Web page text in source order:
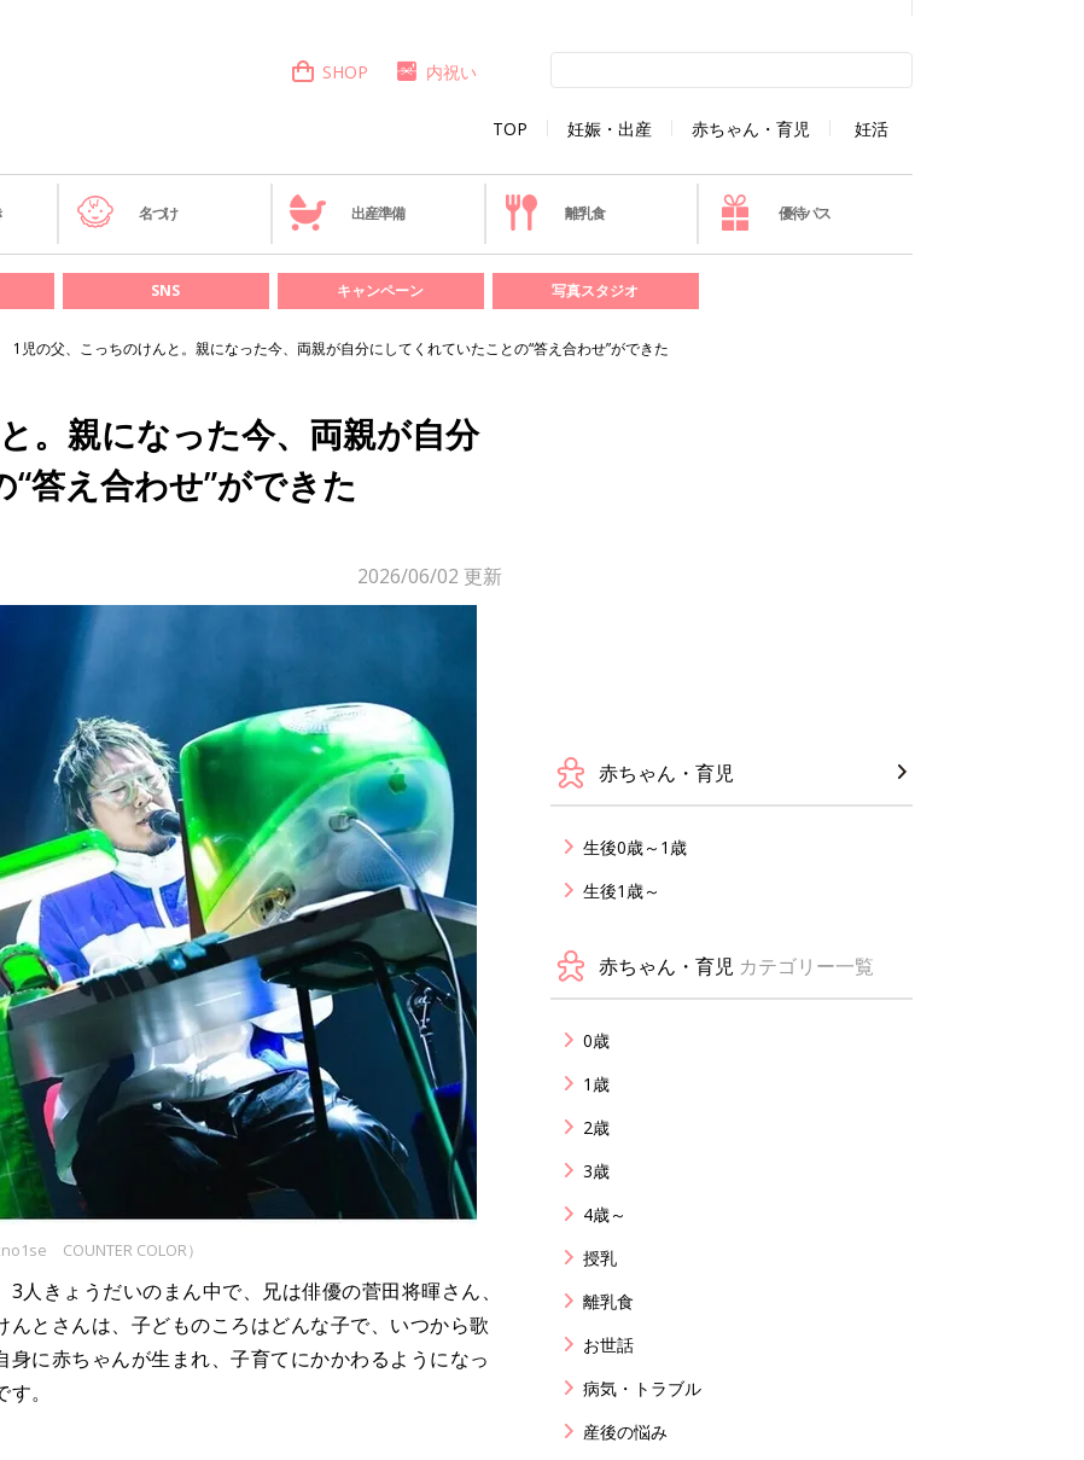
TOP 妊娠・出産 赤ちゃん・育児 妊活
SHOP 内祝い
名づけ 出産準備 離乳食 優待パス
SNS キャンペーン 写真スタジオ
1児の父、こっちのけんと。親になった今、両親が自分にしてくれていたことの“答え合わせ”ができた
。親になった今、両親が自分
答え合わせ”ができた
2026/06/02 更新
COUNTER COLOR）
人きょうだいのまん中で、兄は俳優の菅田将暉さん、
とさんは、子どものころはどんな子で、いつから歌
に赤ちゃんが生まれ、子育てにかかわるようになっ
。
赤ちゃん・育児
生後0歳～1歳
生後1歳～
赤ちゃん・育児 カテゴリー一覧
0歳
1歳
2歳
3歳
4歳～
授乳
離乳食
お世話
病気・トラブル
産後の悩み